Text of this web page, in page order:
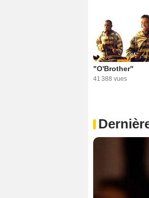
"O'Brother"
41 388 vues